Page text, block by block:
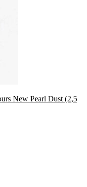
New Pearl Dust (2,5